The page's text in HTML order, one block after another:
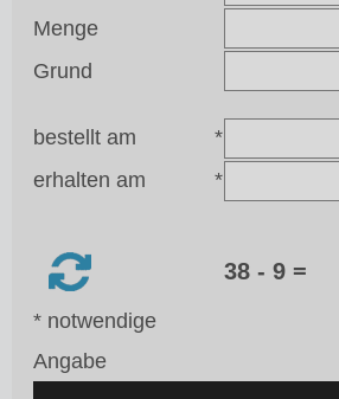
Menge
Grund
bestellt am
*
erhalten am
*
38 - 9 =
* notwendige
Angabe